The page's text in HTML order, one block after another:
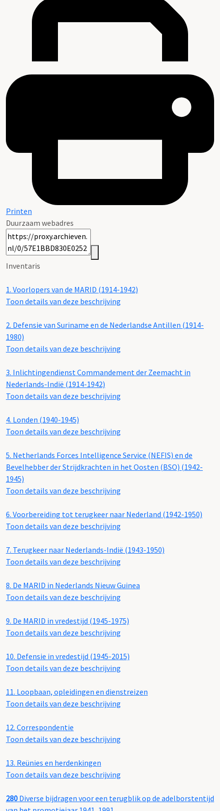
Printen
Duurzaam webadres
Inventaris
1. Voorlopers van de MARID (1914-1942)
Toon details van deze beschrijving
2. Defensie van Suriname en de Nederlandse Antillen (1914-
1980)
Toon details van deze beschrijving
3. Inlichtingendienst Commandement der Zeemacht in
Nederlands-Indië (1914-1942)
Toon details van deze beschrijving
4. Londen (1940-1945)
Toon details van deze beschrijving
5. Netherlands Forces Intelligence Service (NEFIS) en de
Bevelhebber der Strijdkrachten in het Oosten (BSO) (1942-
1945)
Toon details van deze beschrijving
6. Voorbereiding tot terugkeer naar Nederland (1942-1950)
Toon details van deze beschrijving
7. Terugkeer naar Nederlands-Indië (1943-1950)
Toon details van deze beschrijving
8. De MARID in Nederlands Nieuw Guinea
Toon details van deze beschrijving
9. De MARID in vredestijd (1945-1975)
Toon details van deze beschrijving
10. Defensie in vredestijd (1945-2015)
Toon details van deze beschrijving
11. Loopbaan, opleidingen en dienstreizen
Toon details van deze beschrijving
12. Correspondentie
Toon details van deze beschrijving
13. Reünies en herdenkingen
Toon details van deze beschrijving
280 Diverse bijdragen voor een terugblik op de adelborstentijd